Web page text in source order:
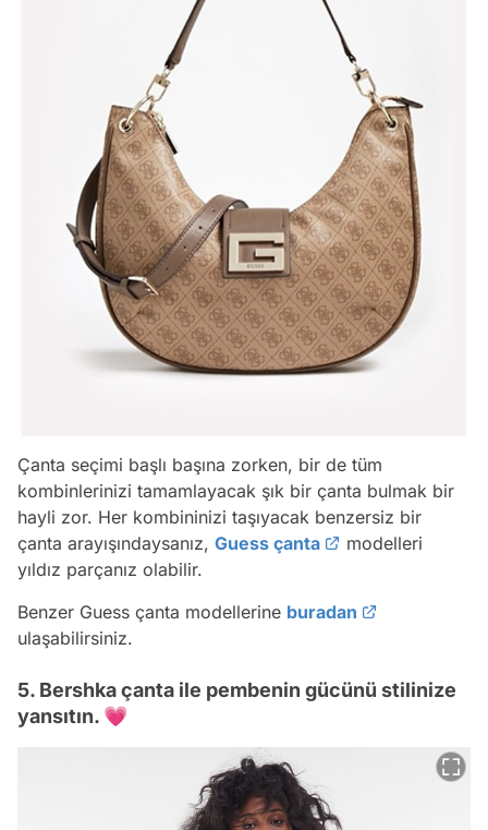
Çanta seçimi başlı başına zorken, bir de tüm
kombinlerinizi tamamlayacak şık bir çanta bulmak bir
hayli zor. Her kombininizi taşıyacak benzersiz bir
çanta arayışındaysanız, Guess çanta
modelleri
yıldız parçanız olabilir.
Benzer Guess çanta modellerine buradan
ulaşabilirsiniz.
5. Bershka çanta ile pembenin gücünü stilinize
yansıtın. 💗